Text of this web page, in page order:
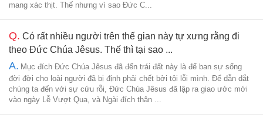
mang xác thịt. Thế nhưng vì sao Đức C...
Q. Có rất nhiều người trên thế gian này tự xưng rằng đi
theo Đức Chúa Jêsus. Thế thì tại sao ...
A. Mục đích Đức Chúa Jêsus đã đến trái đất này là để ban sự sống
đời đời cho loài người đã bị định phải chết bởi tội lỗi mình. Để dẫn dắt
chúng ta đến với sự cứu rỗi, Đức Chúa Jêsus đã lập ra giao ước mới
vào ngày Lễ Vượt Qua, và Ngài đích thân ...